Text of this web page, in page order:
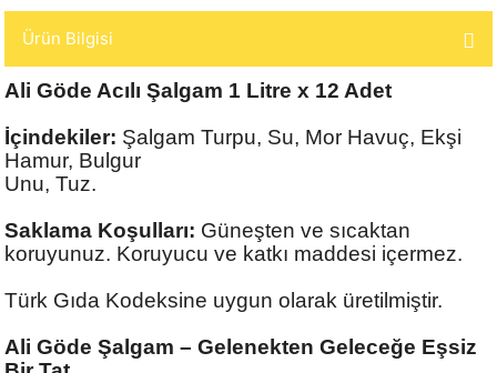
Ürün Bilgisi
Ali Göde Acılı Şalgam 1 Litre x 12 Adet
İçindekiler: Şalgam Turpu, Su, Mor Havuç, Ekşi
Hamur, Bulgur
Unu, Tuz.
Saklama Koşulları: Güneşten ve sıcaktan
koruyunuz. Koruyucu ve katkı maddesi içermez.
Türk Gıda Kodeksine uygun olarak üretilmiştir.
Ali Göde Şalgam – Gelenekten Geleceğe Eşsiz